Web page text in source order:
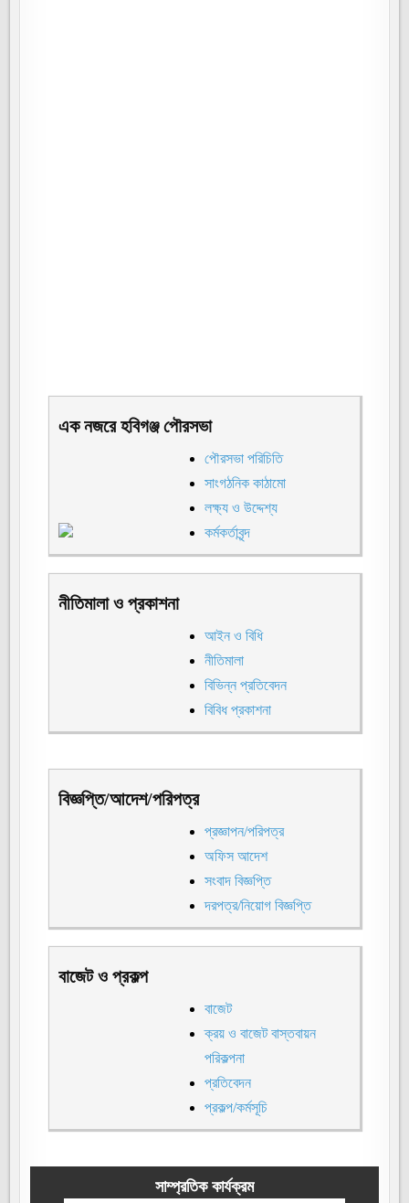
এক নজরে হবিগঞ্জ পৌরসভা
পৌরসভা পরিচিতি
সাংগঠনিক কাঠামো
লক্ষ্য ও উদ্দেশ্য
কর্মকর্তাবৃন্দ
নীতিমালা ও প্রকাশনা
আইন ও বিধি
নীতিমালা
বিভিন্ন প্রতিবেদন
বিবিধ প্রকাশনা
বিজ্ঞপ্তি/আদেশ/পরিপত্র
প্রজ্ঞাপন/পরিপত্র
অফিস আদেশ
সংবাদ বিজ্ঞপ্তি
দরপত্র/নিয়োগ বিজ্ঞপ্তি
বাজেট ও প্রকল্প
বাজেট
ক্রয় ও বাজেট বাস্তবায়ন
পরিকল্পনা
প্রতিবেদন
প্রকল্প/কর্মসূচি
সাম্প্রতিক কার্যক্রম